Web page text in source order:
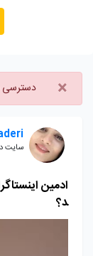
× دسترسی
سایت
ادمین
د؟